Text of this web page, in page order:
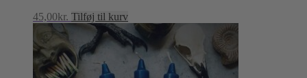
45,00kr. Tilføj til kurv